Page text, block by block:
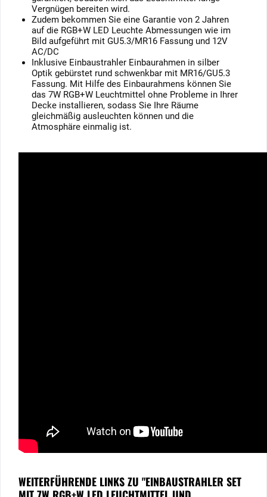
Vergnügen bereiten wird.
Zudem bekommen Sie eine Garantie von 2 Jahren
auf die RGB+W LED Leuchte Abmessungen wie im
Bild aufgeführt mit GU5.3/MR16 Fassung und 12V
AC/DC
Inklusive Einbaustrahler Einbaurahmen in silber
Optik gebürstet rund schwenkbar mit MR16/GU5.3
Fassung. Mit Hilfe des Einbaurahmens können Sie
das 7W RGB+W Leuchtmittel ohne Probleme in Ihrer
Decke installieren, sodass Sie Ihre Räume
gleichmäßig ausleuchten können und die
Atmosphäre einmalig ist.
WEITERFÜHRENDE LINKS ZU "EINBAUSTRAHLER SET